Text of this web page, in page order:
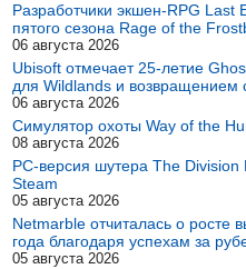
Разработчики экшен-RPG Last
пятого сезона Rage of the
06 августа 2026
Ubisoft отмечает 25-летие
для Wildlands и
06 августа 2026
Симулятор охоты Way of the
08 августа 2026
PC-версия шутера The Division
Steam
05 августа 2026
Netmarble отчиталась о росте
года благодаря успехам за
05 августа 2026